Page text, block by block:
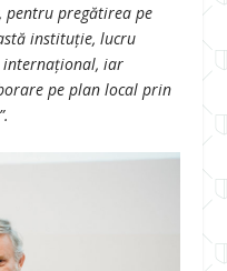
pregătirea pe
instituție, lucru
internațional, iar
pe plan local prin